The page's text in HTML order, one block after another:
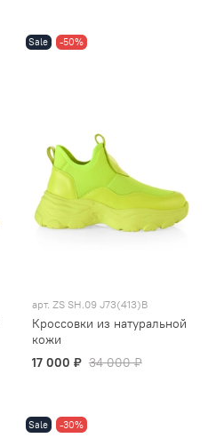
Sale -50%
арт. ZS SH.09 J73(413)B
Кроссовки из натуральной
кожи
17 000 ₽ 34 000 ₽
Sale -30%